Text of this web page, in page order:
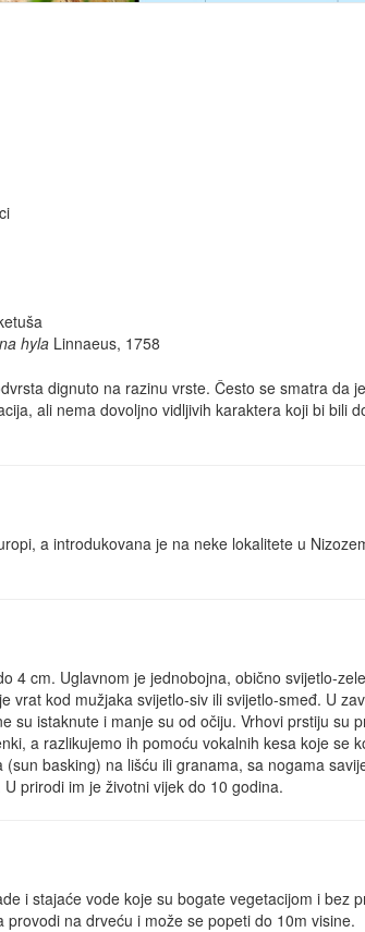
hyla Linnaeus, 1758
dignuto na razinu vrste. Često se smatra da
ali nema dovoljno vidljivih karaktera koji bi bili
a introdukovana je na neke lokalitete u
4 cm. Uglavnom je jednobojna, obično svijetlo-
kod mužjaka svijetlo-siv ili svijetlo-smeđ. U
su istaknute i manje su od očiju. Vrhovi prstiju su
a razlikujemo ih pomoću vokalnih kesa koje se
basking) na lišću ili granama, sa nogama
prirodi im je životni vijek do 10 godina.
i stajaće vode koje su bogate vegetacijom i bez
na drveću i može se popeti do 10m visine.